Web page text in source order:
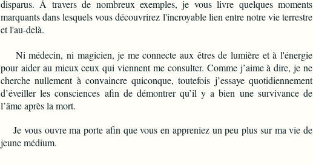
disparus. À travers de nombreux exemples, je vous livre quelques moments
marquants dans lesquels vous découvrirez l'incroyable lien entre notre vie terrestre
et l'au-delà.
Ni médecin, ni magicien, je me connecte aux êtres de lumière et à l'énergie
pour aider au mieux ceux qui viennent me consulter. Comme j’aime à dire, je ne
cherche nullement à convaincre quiconque, toutefois j’essaye quotidiennement
d’éveiller les consciences afin de démontrer qu’il y a bien une survivance de
l’âme après la mort.
Je vous ouvre ma porte afin que vous en appreniez un peu plus sur ma vie de
jeune médium.